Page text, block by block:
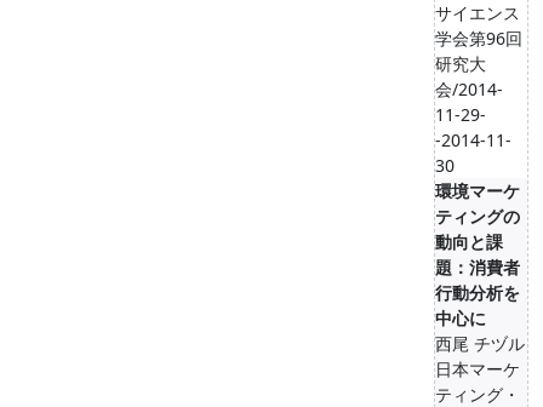
サイエンス
学会第96回
研究大
会/2014-
11-29-
-2014-11-
30
環境マーケ
ティングの
動向と課
題：消費者
行動分析を
中心に
西尾 チヅル
日本マーケ
ティング・